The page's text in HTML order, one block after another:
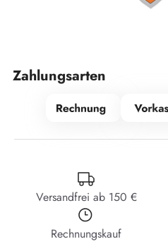
Zahlungsarten
Versandfrei ab 150 €
Rechnungskauf